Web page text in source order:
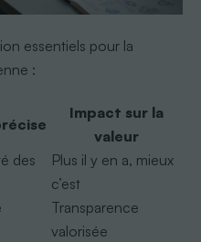
essentiels pour la
:
Impact sur la
valeur
des
Plus il y en a, mieux
c’est
Transparence
valorisée